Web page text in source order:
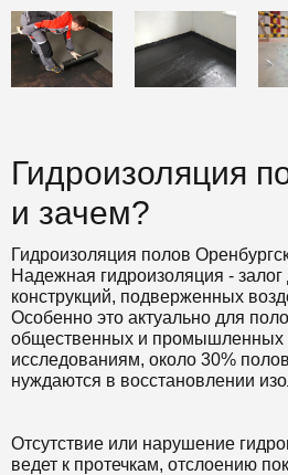
Гидроизоляция
и зачем?
Гидроизоляция полов
Надежная гидроизоляция -
конструкций, подверженных
Особенно это актуально для
общественных и промышленных
исследованиям, около 30%
нуждаются в восстановлении
Отсутствие или нарушение
ведет к протечкам, отслоению